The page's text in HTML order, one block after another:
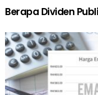
Berapa Dividen